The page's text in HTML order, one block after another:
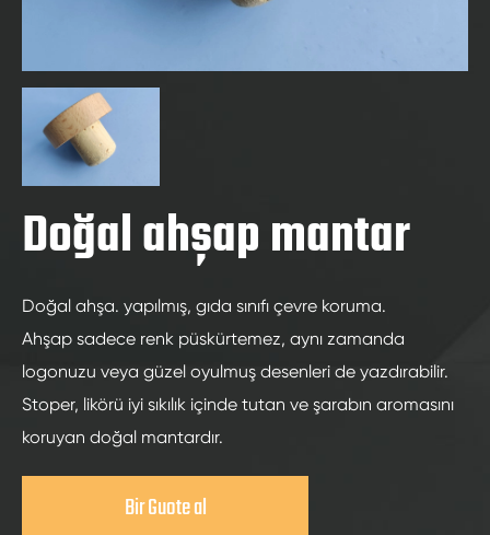
Doğal ahşap mantar
Doğal ahşa. yapılmış, gıda sınıfı çevre koruma.
Ahşap sadece renk püskürtemez, aynı zamanda
logonuzu veya güzel oyulmuş desenleri de yazdırabilir.
Stoper, likörü iyi sıkılık içinde tutan ve şarabın aromasını
koruyan doğal mantardır.
Bir Guote al